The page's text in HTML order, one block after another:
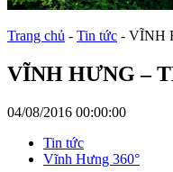
Trang chủ - Tin tức - VĨNH
VĨNH HƯNG –
04/08/2016 00:00:00
Tin tức
Vĩnh Hưng 360°